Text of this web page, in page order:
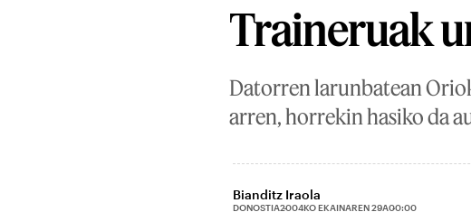
Traineruak
Datorren larunbatean
arren, horrekin hasiko da
Bianditz Iraola
DONOSTIA2004KO EKAINAREN 29A00:00